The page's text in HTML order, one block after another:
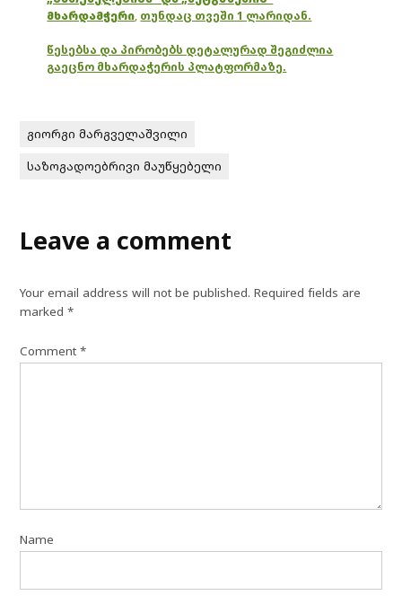
მხარდამჭერი, თუნდაც თვეში 1 ლარიდან.
წესებსა და პირობებს დეტალურად შეგიძლია
გაეცნო მხარდაჭერის პლატფორმაზე.
გიორგი მარგველაშვილი
საზოგადოებრივი მაუწყებელი
Leave a comment
Your email address will not be published. Required fields are
marked*
Comment*
Name